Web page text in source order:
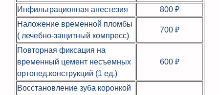
Инфильтрационная анестезия
800 ₽
Наложение временной пломбы
( лечебно-защитный компресс)
700 ₽
Повторная фиксация на
временный цемент несъемных
ортопед.конструкций (1 ед.)
600 ₽
Восстановление зуба коронкой